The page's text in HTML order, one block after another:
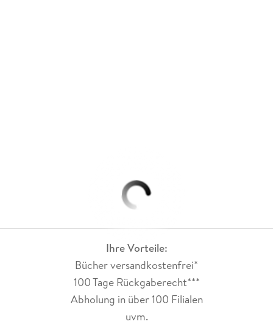
Ihre Vorteile:
Bücher versandkostenfrei*
100 Tage Rückgaberecht***
Abholung in über 100 Filialen
uvm.